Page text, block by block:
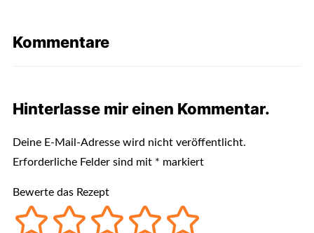
Kommentare
Hinterlasse mir einen Kommentar.
Deine E-Mail-Adresse wird nicht veröffentlicht.
Erforderliche Felder sind mit * markiert
Bewerte das Rezept